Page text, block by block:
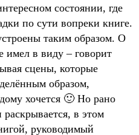
состоянии, где
по сути вопреки книге.
таким образом. О
имел в виду – говорит
сцены, которые
образом,
хочется 🙂 Но рано
в этом
руководимый